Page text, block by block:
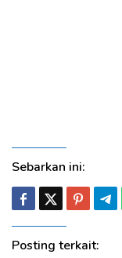
Sebarkan ini:
Posting terkait: